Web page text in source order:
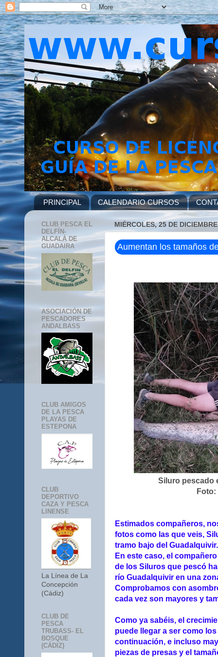
PRINCIPAL CALENDARIO CURSOS
MIÉRCOLES, 25 DE
Aumentan los tamaños
Siluro pescado
Estimados compañeros,
fotos como las que veis,
tramo bajo del Guadalquivir.
En este caso, el
de los Siluros que pescó
río Guadalquivir en una
Comprobamos con
cada vez son mayores y
Como ya sabéis, el
puede llegar a ser como
continuación, e incluso
piezas de presas y el
CLUB PESCA EL
DELFÍN-
ALCALÁ DE
GUADAIRA
ASOCIACIÓN DE
PESCADORES
ANDALBASS
CLUB AMIGOS
DE LA PESCA
PLAYAS DE
ESTEPONA
CLUB
DEPORTIVO
CAZA Y PESCA
LINENSE
La Línea de La
Concepción
(Cádiz)
CLUB DE
PESCA
TRUBASS- EL
BOSQUE
(CÁDIZ)